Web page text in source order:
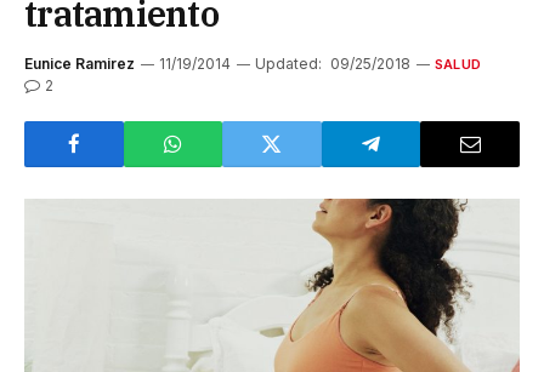
tratamiento
Eunice Ramirez 11/19/2014 Updated: 09/25/2018 SALUD
2